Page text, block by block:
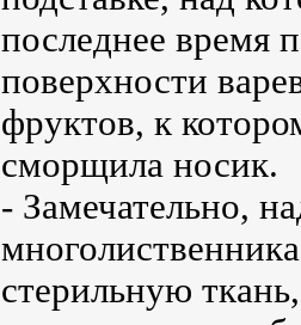
последнее время
поверхности
фруктов, к
сморщила носик.
- Замечательно,
стерильную